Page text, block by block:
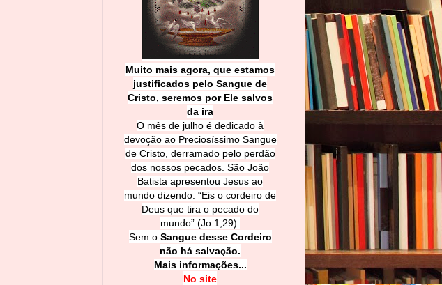
Muito mais agora, que estamos
justificados pelo Sangue de
Cristo, seremos por Ele salvos
da ira
O mês de julho é dedicado à
devoção ao Preciosíssimo Sangue
de Cristo, derramado pelo perdão
dos nossos pecados. São João
Batista apresentou Jesus ao
mundo dizendo: “Eis o cordeiro de
Deus que tira o pecado do
mundo” (Jo 1,29).
Sem o Sangue desse Cordeiro
não há salvação.
Mais informações...
No site